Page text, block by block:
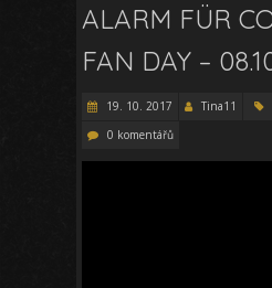
ALARM FÜR
FAN DAY –
19. 10. 2017 Tina11
0 komentářů